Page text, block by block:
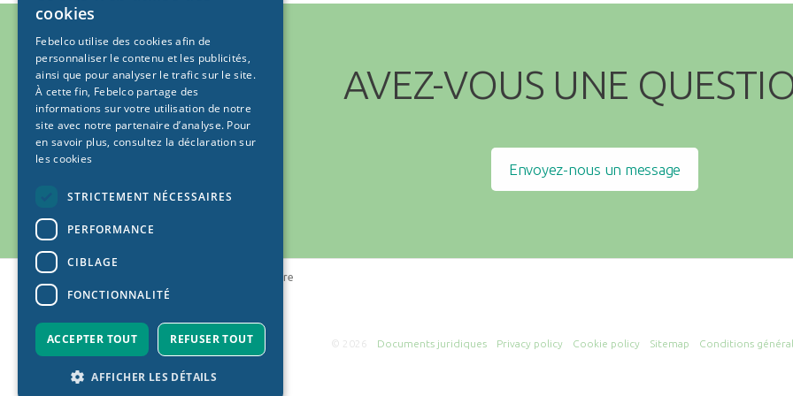
AVEZ-VOUS UNE
Envoyez-nous un message
Febelcare
© 2026 Documents juridiques Privacy policy Cookie policy Sitemap Conditions
cookies
Febelco utilise des cookies afin de
personnaliser le contenu et les publicités,
ainsi que pour analyser le trafic sur le site.
À cette fin, Febelco partage des
informations sur votre utilisation de notre
site avec notre partenaire d’analyse. Pour
en savoir plus, consultez la déclaration sur
les cookies
STRICTEMENT NÉCESSAIRES
PERFORMANCE
CIBLAGE
FONCTIONNALITÉ
ACCEPTER TOUT REFUSER TOUT
AFFICHER LES DÉTAILS